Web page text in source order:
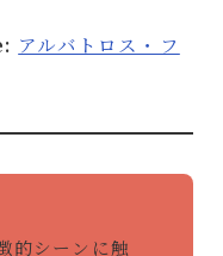
アルバトロス・フ
的シーンに触